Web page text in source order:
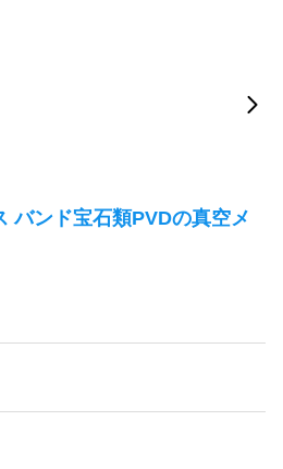
バンド宝石類PVDの真空メ